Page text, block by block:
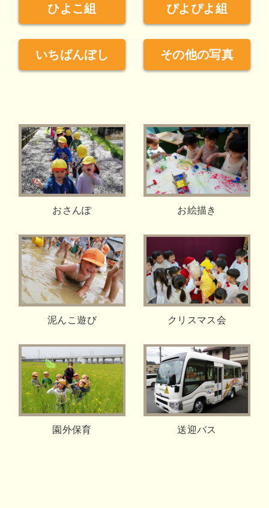
ひよこ組 ぴよぴよ組
いちばんぼし その他の写真
おさんぽ お絵描き
泥んこ遊び クリスマス会
園外保育 送迎バス